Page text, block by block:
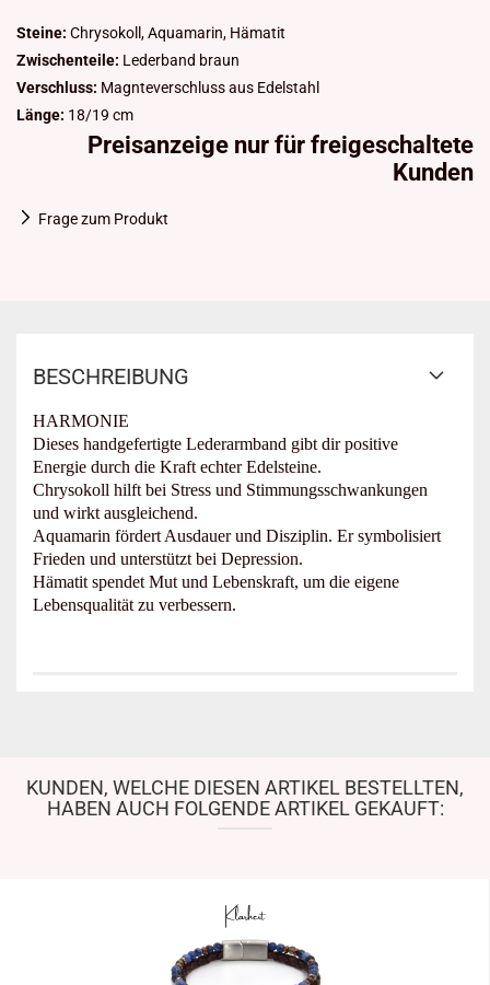
Steine: Chrysokoll, Aquamarin, Hämatit
Zwischenteile: Lederband braun
Verschluss: Magnteverschluss aus Edelstahl
Länge: 18/19 cm
Preisanzeige nur für freigeschaltete
Kunden
Frage zum Produkt
BESCHREIBUNG
HARMONIE
Dieses handgefertigte Lederarmband gibt dir positive
Energie durch die Kraft echter Edelsteine.
Chrysokoll hilft bei Stress und Stimmungsschwankungen
und wirkt ausgleichend.
Aquamarin fördert Ausdauer und Disziplin. Er symbolisiert
Frieden und unterstützt bei Depression.
Hämatit spendet Mut und Lebenskraft, um die eigene
Lebensqualität zu verbessern.
KUNDEN, WELCHE DIESEN ARTIKEL BESTELLTEN,
HABEN AUCH FOLGENDE ARTIKEL GEKAUFT: